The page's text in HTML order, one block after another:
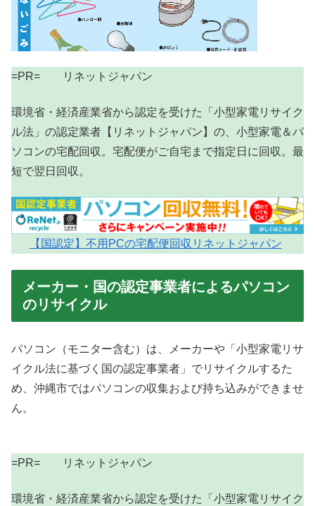
=PR= リネットジャパン
環境省・経済産業省から認定を受けた「小型家電リサイク
ル法」の認定業者【リネットジャパン】の、小型家電＆パ
ソコンの宅配回収。宅配便がご自宅まで指定日に回収。最
短で翌日回収。
【国認定】不用PCの宅配便回収リネットジャパン
メーカー・国の認定事業者によるパソコン
のリサイクル
パソコン（モニター含む）は、メーカーや「小型家電リサ
イクル法に基づく国の認定事業者」でリサイクルするた
め、沖縄市ではパソコンの収集および持ち込みができませ
ん。
=PR= リネットジャパン
環境省・経済産業省から認定を受けた「小型家電リサイク